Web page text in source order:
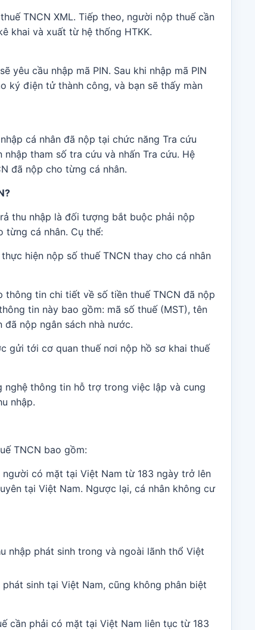
TNCN XML. Tiếp theo, người nộp thuế cần
khai và xuất từ hệ thống HTKK.
yêu cầu nhập mã PIN. Sau khi nhập mã PIN
ký điện tử thành công, và bạn sẽ thấy màn
cá nhân đã nộp tại chức năng Tra cứu
tham số tra cứu và nhấn Tra cứu. Hệ
đã nộp cho từng cá nhân.
thu nhập là đối tượng bắt buộc phải nộp
từng cá nhân. Cụ thể:
hiện nộp số thuế TNCN thay cho cá nhân
thông tin chi tiết về số tiền thuế TNCN đã nộp
tin này bao gồm: mã số thuế (MST), tên
nộp ngân sách nhà nước.
gửi tới cơ quan thuế nơi nộp hồ sơ khai thuế
nghệ thông tin hỗ trợ trong việc lập và cung
nhập.
TNCN bao gồm:
người có mặt tại Việt Nam từ 183 ngày trở lên
tại Việt Nam. Ngược lại, cá nhân không cư
nhập phát sinh trong và ngoài lãnh thổ Việt
sinh tại Việt Nam, cũng không phân biệt
cần phải có mặt tại Việt Nam liên tục từ 183